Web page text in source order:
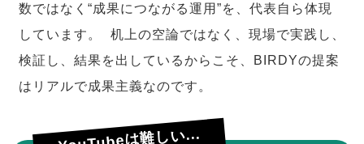
数ではなく“成果につながる運用”を、代表自ら体現
しています。 机上の空論ではなく、現場で実践し、
検証し、結果を出しているからこそ、BIRDYの提案
はリアルで成果主義なのです。